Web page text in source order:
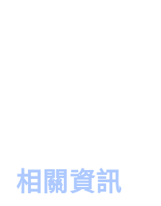
相關資訊